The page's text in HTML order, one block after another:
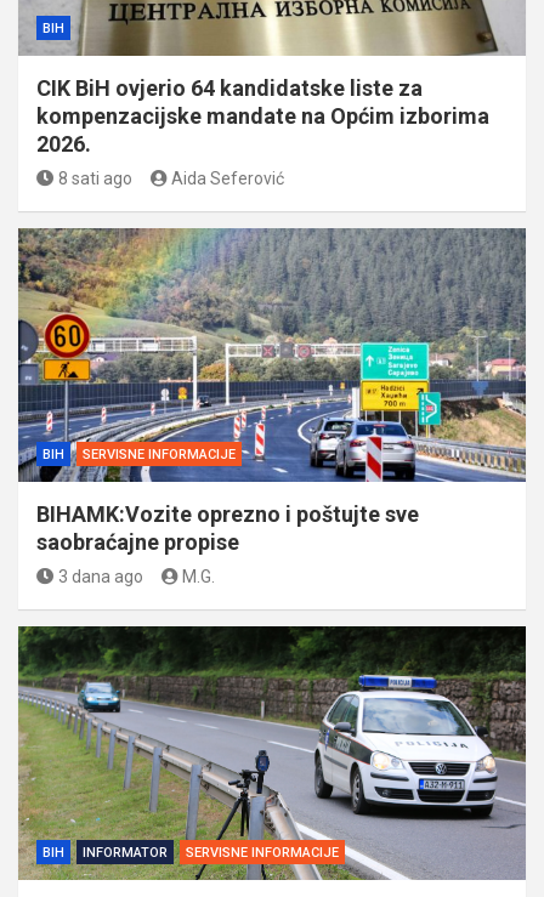
BIH
CIK BiH ovjerio 64 kandidatske liste za
kompenzacijske mandate na Općim izborima
2026.
8 sati ago Aida Seferović
BIH SERVISNE INFORMACIJE
BIHAMK:Vozite oprezno i poštujte sve
saobraćajne propise
3 dana ago M.G.
BIH INFORMATOR SERVISNE INFORMACIJE